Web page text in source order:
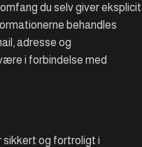
du selv giver eksplicit
behandles
adresse og
i forbindelse med
sikkert og fortroligt i